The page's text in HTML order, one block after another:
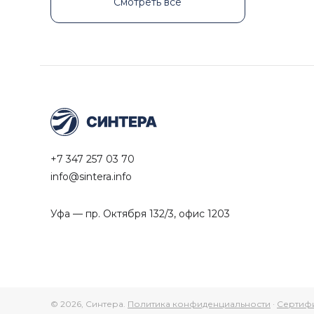
+7 347 257 03 70
info@sintera.info
Уфа — пр. Октября 132/3, офис 1203
© 2026, Синтера. Политика конфиденциальности ·